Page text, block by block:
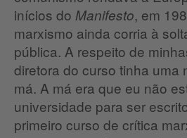
inícios do Manifesto, em
marxismo ainda corria à
pública. A respeito de
diretora do curso tinha uma
má. A má era que eu não
universidade para ser
primeiro curso de crítica